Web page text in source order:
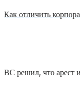
Как отличить
ВС решил, что арест